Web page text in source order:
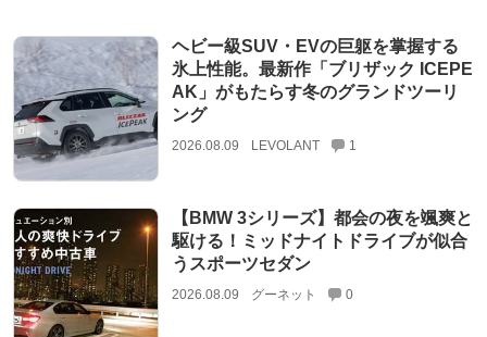
ヘビー級SUV・EVの巨躯を掌握する
氷上性能。最新作「ブリザック ICEPE
AK」がもたらす冬のグランドツーリ
ング
2026.08.09 LEVOLANT 1
【BMW 3シリーズ】都会の夜を颯爽と
駆ける！ミッドナイトドライブが似合
うスポーツセダン
2026.08.09 グーネット 0